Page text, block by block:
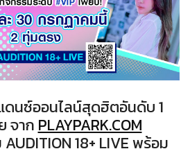
ดนซ์ออนไลน์สุดฮิตอันดับ 1
จาก PLAYPARK.COM
18+ LIVE พร้อม